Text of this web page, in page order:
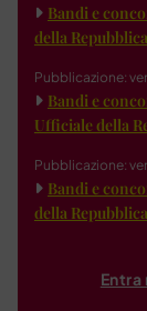
Bandi e
della
Pubblicazione:
Bandi e
Ufficiale della
Pubblicazione:
Bandi e
della